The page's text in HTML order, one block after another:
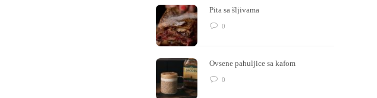
Pita sa šljivama
0
Ovsene pahuljice sa kafom
0